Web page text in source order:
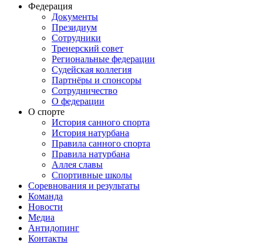
Федерация
Документы
Президиум
Сотрудники
Тренерский совет
Региональные федерации
Судейская коллегия
Партнёры и спонсоры
Сотрудничество
О федерации
О спорте
История санного спорта
История натурбана
Правила санного спорта
Правила натурбана
Аллея славы
Спортивные школы
Соревнования и результаты
Команда
Новости
Медиа
Антидопинг
Контакты